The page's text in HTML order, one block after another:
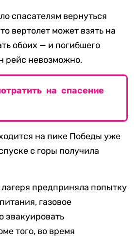
спасателям вернуться
вертолет может взять на
обоих — и погибшего
рейс невозможно.
на спасение
на пике Победы уже
с горы получила
предприняла попытку
газовое
эвакуировать
того, во время